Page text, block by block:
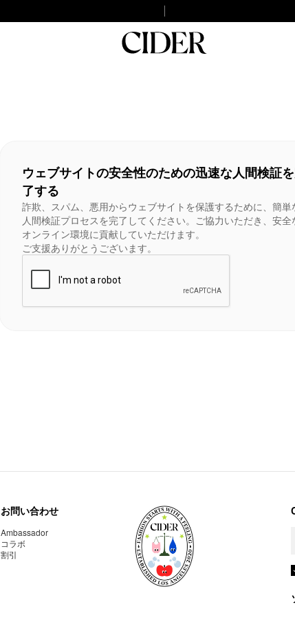
ウェブサイトの安全性のための迅速な人間検証
了する
詐欺、スパム、悪用からウェブサイトを保護するために、簡単
人間検証プロセスを完了してください。ご協力いただき、安全
オンライン環境に貢献していただけます。
ご支援ありがとうございます。
お問い合わせ
Ambassador
コラボ
割引